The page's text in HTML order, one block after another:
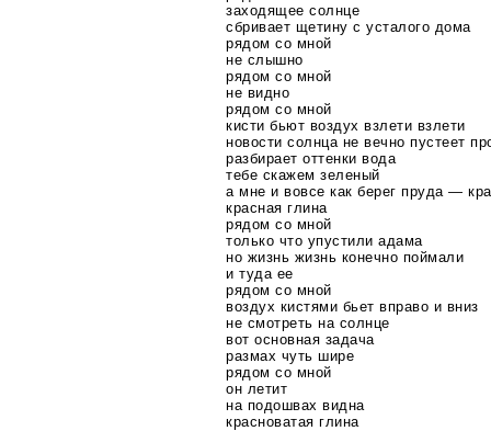
заходящее солнце
сбривает щетину с усталого дома
рядом со мной
не слышно
рядом со мной
не видно
рядом со мной
кисти бьют воздух взлети взлети
новости солнца не вечно пустеет
разбирает оттенки вода
тебе скажем зеленый
а мне и вовсе как берег пруда —
красная глина
рядом со мной
только что упустили адама
но жизнь жизнь конечно поймали
и туда ее
рядом со мной
воздух кистями бьет вправо и вниз
не смотреть на солнце
вот основная задача
размах чуть шире
рядом со мной
он летит
на подошвах видна
красноватая глина